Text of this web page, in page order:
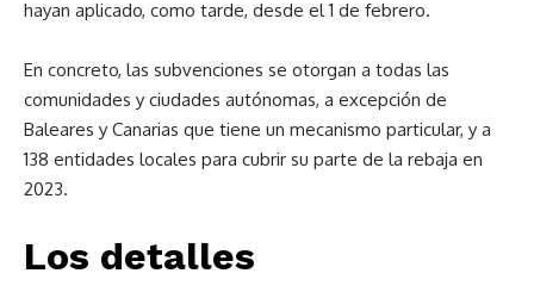
hayan aplicado, como tarde, desde el 1 de febrero.
En concreto, las subvenciones se otorgan a todas las
comunidades y ciudades autónomas, a excepción de
Baleares y Canarias que tiene un mecanismo particular, y a
138 entidades locales para cubrir su parte de la rebaja en
2023.
Los detalles